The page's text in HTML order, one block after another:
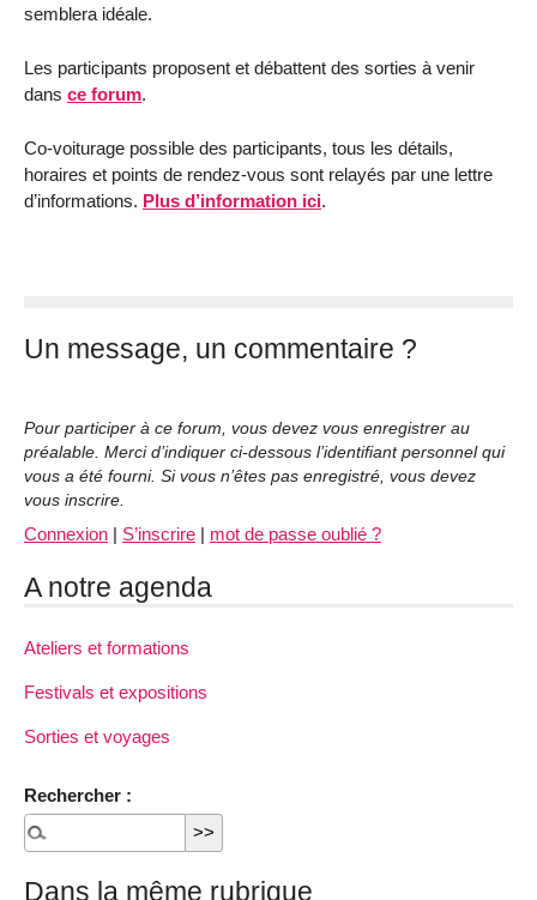
semblera idéale.
Les participants proposent et débattent des sorties à venir
dans ce forum.
Co-voiturage possible des participants, tous les détails,
horaires et points de rendez-vous sont relayés par une lettre
d’informations. Plus d’information ici.
Un message, un commentaire ?
Pour participer à ce forum, vous devez vous enregistrer au
préalable. Merci d’indiquer ci-dessous l’identifiant personnel qui
vous a été fourni. Si vous n’êtes pas enregistré, vous devez
vous inscrire.
Connexion | S’inscrire | mot de passe oublié ?
A notre agenda
Ateliers et formations
Festivals et expositions
Sorties et voyages
Rechercher :
Dans la même rubrique